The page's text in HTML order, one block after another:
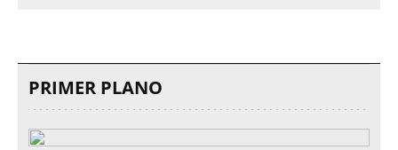
PRIMER PLANO